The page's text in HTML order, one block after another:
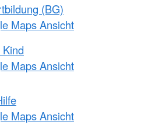
(BG)
Maps Ansicht
Maps Ansicht
Maps Ansicht